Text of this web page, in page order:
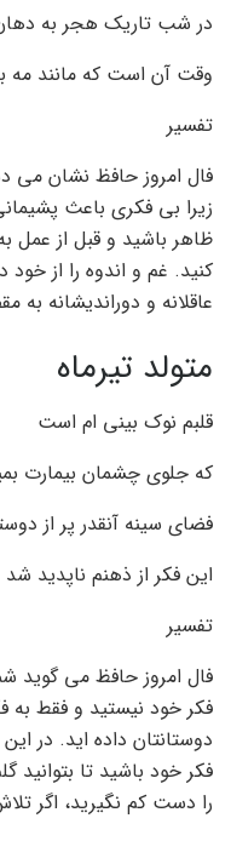
در شب تاریک هجر به
وقت آن است که مانند مه
تفسیر
فال امروز حافظ نشان می
زیرا بی فکری باعث
ظاهر باشید و قبل از عمل
کنید. غم و اندوه را از خود
عاقلانه و دوراندیشانه به
متولد تیرماه
قلبم نوک بینی ام است
که جلوی چشمان بیمارت
فضای سینه آنقدر پر از
این فکر از ذهنم ناپدید شد
تفسیر
فال امروز حافظ می گوید
فکر خود نیستید و فقط به
دوستانتان داده اید. در
فکر خود باشید تا بتوانید
را دست کم نگیرید، اگر